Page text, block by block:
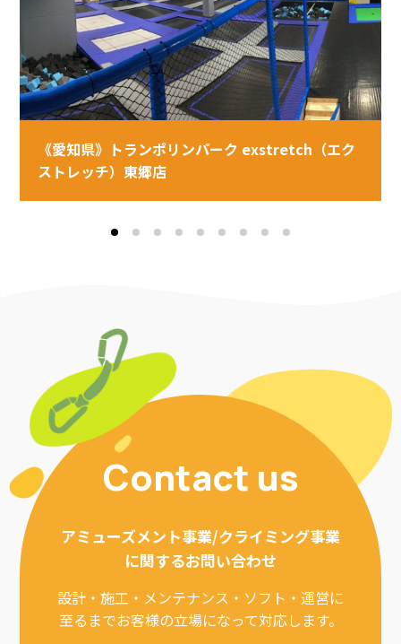
《愛知県》トランポリンパーク exstretch（エク
ストレッチ）東郷店
Contact us
アミューズメント事業/クライミング事業
に関するお問い合わせ
設計・施工・メンテナンス・ソフト・運営に
至るまでお客様の立場になって対応します。